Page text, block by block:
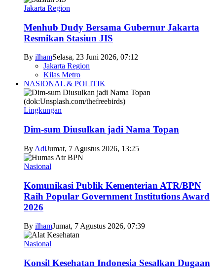
Jakarta Region
Menhub Dudy Bersama Gubernur Jakarta
Resmikan Stasiun JIS
By ilhamSelasa, 23 Juni 2026, 07:12
Jakarta Region
Kilas Metro
NASIONAL & POLITIK
Lingkungan
Dim-sum Diusulkan jadi Nama Topan
By AdiJumat, 7 Agustus 2026, 13:25
Nasional
Komunikasi Publik Kementerian ATR/BPN
Raih Popular Government Institutions Award
2026
By ilhamJumat, 7 Agustus 2026, 07:39
Nasional
Konsil Kesehatan Indonesia Sesalkan Dugaan